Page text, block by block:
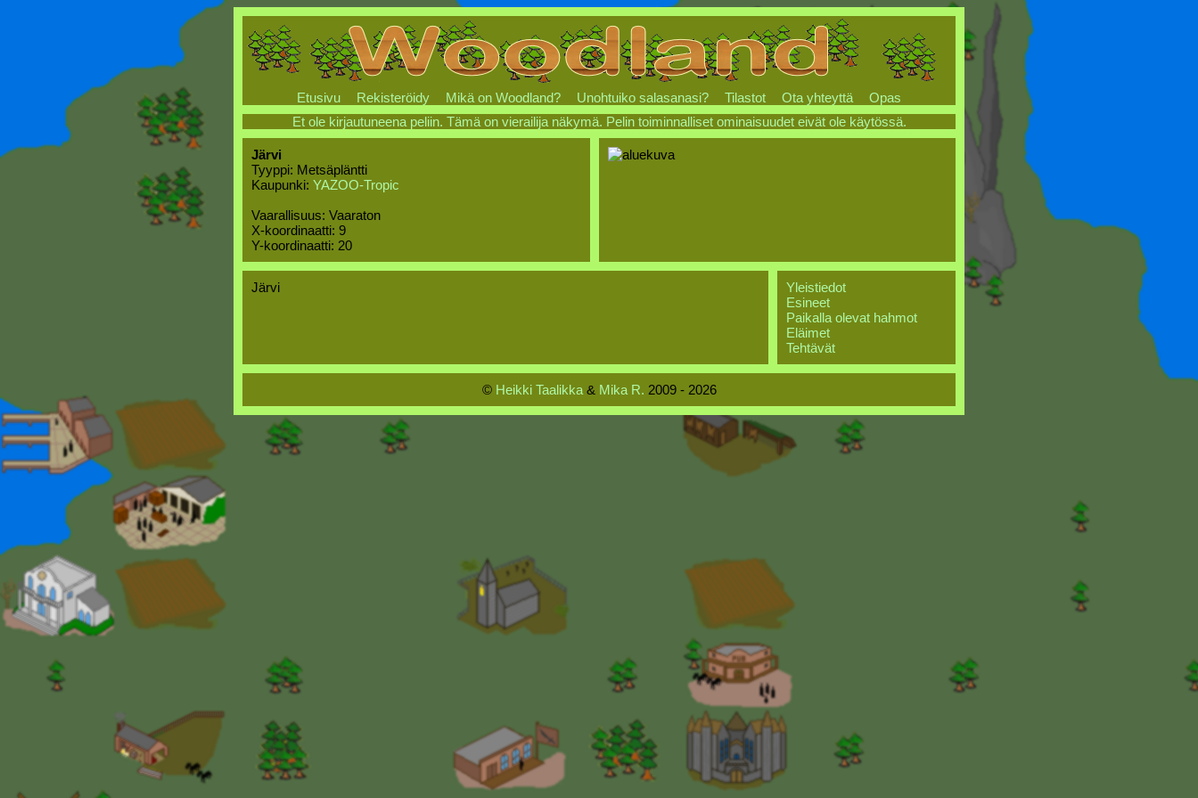
Etusivu Rekisteröidy Mikä on Woodland? Unohtuiko salasanasi? Tilastot Ota yhteyttä
Opas
Et ole kirjautuneena peliin. Tämä on vierailija näkymä. Pelin toiminnalliset ominaisuudet eivät ole käytössä.
Järvi
Tyyppi: Metsäpläntti
Kaupunki: YAZOO-Tropic
Vaarallisuus: Vaaraton
X-koordinaatti: 9
Y-koordinaatti: 20
Järvi
Yleistiedot
Esineet
Paikalla olevat hahmot
Eläimet
Tehtävät
© Heikki Taalikka& Mika R. 2009 - 2026